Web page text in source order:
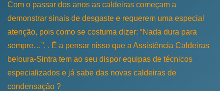
Com o passar dos anos as caldeiras começam a
demonstrar sinais de desgaste e requerem uma especial
atenção, pois como se costuma dizer: “Nada dura para
sempre…”, . É a pensar nisso que a Assistência Caldeiras
beloura-Sintra tem ao seu dispor equipas de técnicos
especializados e já sabe das novas caldeiras de
condensação ?